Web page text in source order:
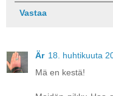
Vastaa
Är 18. huhtikuuta
Mä en kestä!